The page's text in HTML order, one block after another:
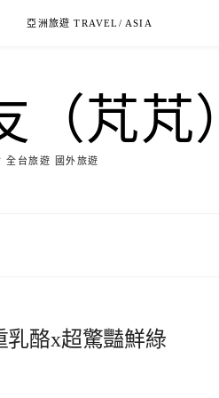
亞洲旅遊 TRAVEL/ ASIA
芃芃）
全台旅遊 國外旅遊
乳酪x超驚豔鮮綠